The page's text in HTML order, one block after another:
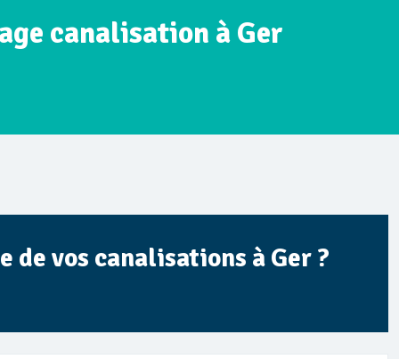
canalisation à Ger
de vos canalisations à Ger ?